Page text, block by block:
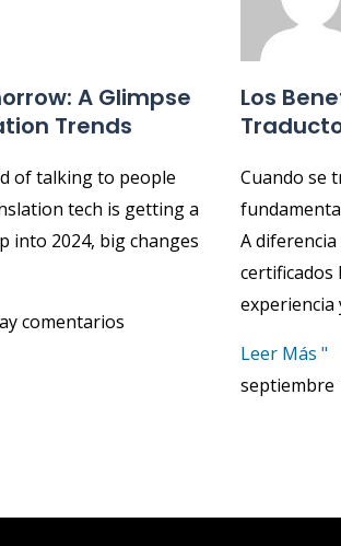
A Glimpse
Trends
of talking to people
tech is getting a
into 2024, big changes
comentarios
Los
Cuando se
A
certificados
experiencia
Leer Más "
septiembre